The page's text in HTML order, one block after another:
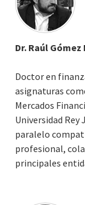
Dr. Raúl
Doctor en
asignaturas
Mercados
Universidad Rey
paralelo
profesional,
principales
Desde 2017 es